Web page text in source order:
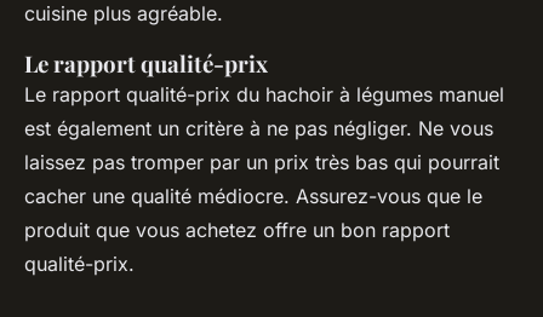
cuisine plus agréable.
Le rapport qualité-prix
Le rapport qualité-prix du hachoir à légumes manuel
est également un critère à ne pas négliger. Ne vous
laissez pas tromper par un prix très bas qui pourrait
cacher une qualité médiocre. Assurez-vous que le
produit que vous achetez offre un bon rapport
qualité-prix.